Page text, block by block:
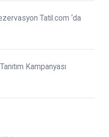
Tatil.com ‘da
Kampanyası